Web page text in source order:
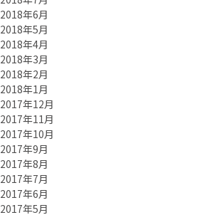
2018年6月
2018年5月
2018年4月
2018年3月
2018年2月
2018年1月
2017年12月
2017年11月
2017年10月
2017年9月
2017年8月
2017年7月
2017年6月
2017年5月